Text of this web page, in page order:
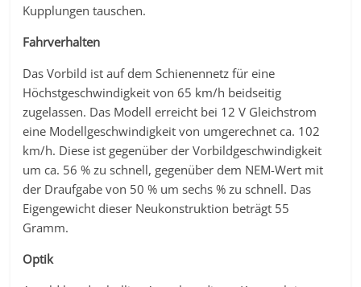
Kupplungen tauschen.
Fahrverhalten
Das Vorbild ist auf dem Schienennetz für eine
Höchstgeschwindigkeit von 65 km/h beidseitig
zugelassen. Das Modell erreicht bei 12 V Gleichstrom
eine Modellgeschwindigkeit von umgerechnet ca. 102
km/h. Diese ist gegenüber der Vorbildgeschwindigkeit
um ca. 56 % zu schnell, gegenüber dem NEM-Wert mit
der Draufgabe von 50 % um sechs % zu schnell. Das
Eigengewicht dieser Neukonstruktion beträgt 55
Gramm.
Optik